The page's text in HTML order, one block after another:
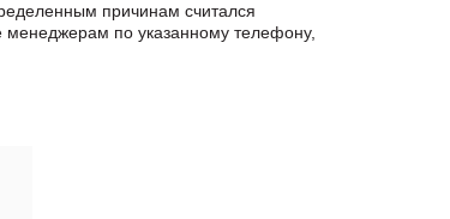
причинам считался
по указанному телефону,